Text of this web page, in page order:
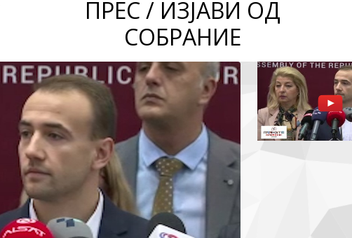
ПРЕС / ИЗЈАВИ ОД
СОБРАНИЕ